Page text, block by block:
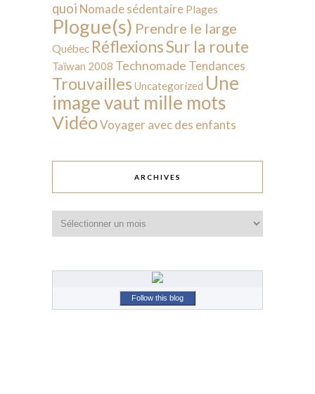
quoi Nomade sédentaire Plages
Plogue(s) Prendre le large
Québec RéflexionsSur la route
Taïwan 2008 Technomade Tendances
Trouvailles Uncategorized Une
image vaut mille mots
VidéoVoyager avec des enfants
ARCHIVES
Follow this blog